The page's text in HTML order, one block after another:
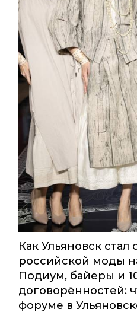
Как Ульяновск стал
российской моды
Подиум, байеры и
договорённостей:
форуме в